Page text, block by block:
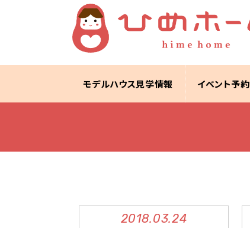
モデルハウス見学情報 イベント予約
2018.03.24